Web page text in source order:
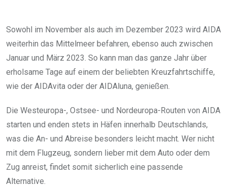
Sowohl im November als auch im Dezember 2023 wird AIDA
weiterhin das Mittelmeer befahren, ebenso auch zwischen
Januar und März 2023. So kann man das ganze Jahr über
erholsame Tage auf einem der beliebten Kreuzfahrtschiffe,
wie der AIDAvita oder der AIDAluna, genießen.
Die Westeuropa-, Ostsee- und Nordeuropa-Routen von AIDA
starten und enden stets in Häfen innerhalb Deutschlands,
was die An- und Abreise besonders leicht macht. Wer nicht
mit dem Flugzeug, sondern lieber mit dem Auto oder dem
Zug anreist, findet somit sicherlich eine passende
Alternative.